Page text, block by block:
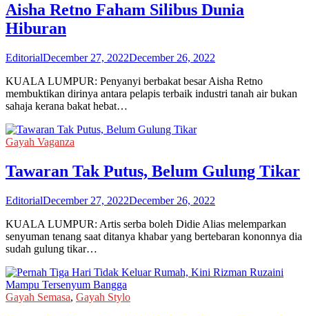
Aisha Retno Faham Silibus Dunia
Hiburan
EditorialDecember 27, 2022December 26, 2022
KUALA LUMPUR: Penyanyi berbakat besar Aisha Retno
membuktikan dirinya antara pelapis terbaik industri tanah air bukan
sahaja kerana bakat hebat…
Gayah Vaganza
Tawaran Tak Putus, Belum Gulung Tikar
EditorialDecember 27, 2022December 26, 2022
KUALA LUMPUR: Artis serba boleh Didie Alias melemparkan
senyuman tenang saat ditanya khabar yang bertebaran kononnya dia
sudah gulung tikar…
Gayah Semasa, Gayah Stylo